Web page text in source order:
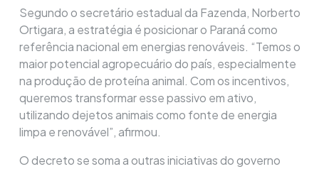
Segundo o secretário estadual da Fazenda, Norberto
Ortigara, a estratégia é posicionar o Paraná como
referência nacional em energias renováveis. “Temos o
maior potencial agropecuário do país, especialmente
na produção de proteína animal. Com os incentivos,
queremos transformar esse passivo em ativo,
utilizando dejetos animais como fonte de energia
limpa e renovável”, afirmou.
O decreto se soma a outras iniciativas do governo